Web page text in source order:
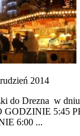
2014
do Drezna w dniu
GODZINIE 5:45
6:00 ...